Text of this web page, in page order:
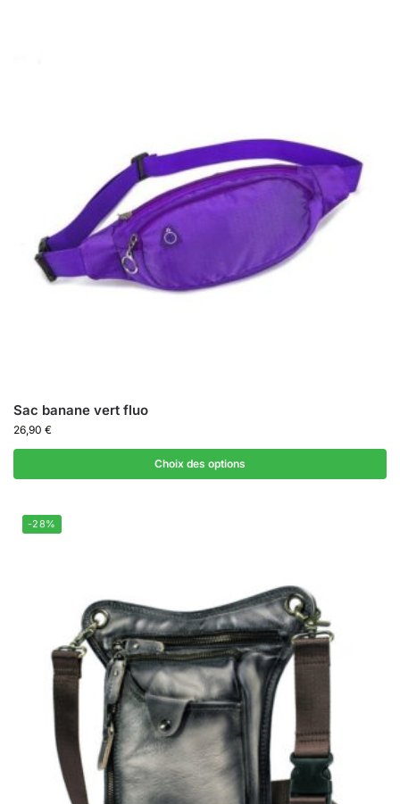
Sac banane vert fluo
26,90 €
Choix des options
-28%